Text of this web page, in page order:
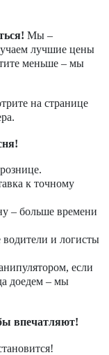
Мы –
лучшие цены
меньше – мы
на странице
к точному
– больше времени
и логисты
если
доедем – мы
впечатляют!